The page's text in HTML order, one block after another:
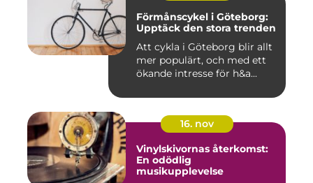
Förmånscykel i Göteborg:
Upptäck den stora trenden
Att cykla i Göteborg blir allt
mer populärt, och med ett
ökande intresse för h&a...
16. nov
Vinylskivornas återkomst:
En odödlig
musikupplevelse